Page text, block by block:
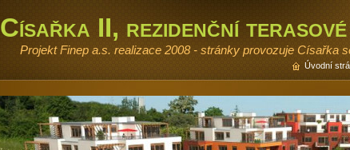
Císařka II, rezidenční
Projekt Finep a.s. realizace 2008 - stránky provozuje Císařka
Úvodní